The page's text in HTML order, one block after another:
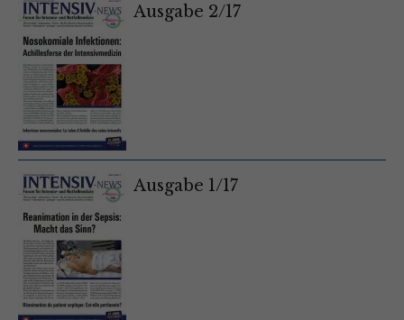
Ausgabe 2/17
Ausgabe 1/17